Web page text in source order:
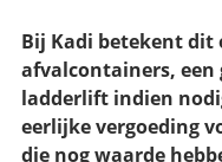
Bij Kadi betekent dit
afvalcontainers, een
ladderlift indien
eerlijke vergoeding
die nog waarde